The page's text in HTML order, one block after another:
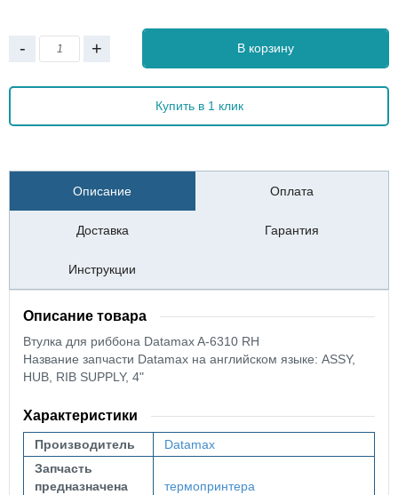
- + В корзину
Купить в 1 клик
Описание Оплата
Доставка Гарантия
Инструкции
Описание товара
Втулка для риббона Datamax A-6310 RH
Название запчасти Datamax на английском языке: ASSY,
HUB, RIB SUPPLY, 4"
Характеристики
Производитель
Datamax
Запчасть
предназначена
термопринтера